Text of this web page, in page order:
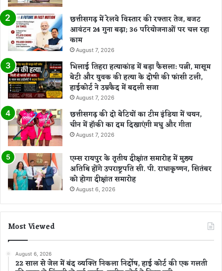
छत्तीसगढ़ में रेलवे विस्तार की रफ्तार तेज, बजट
आवंटन 24 गुना बढ़ा; 36 परियोजनाओं पर चल रहा
काम
August 7, 2026
भिलाई तिहरा हत्याकांड में बड़ा फैसला: पत्नी, मासूम
बेटी और युवक की हत्या के दोषी की फांसी टली,
हाईकोर्ट ने उम्रकैद में बदली सजा
August 7, 2026
छत्तीसगढ़ की दो बेटियों का टीम इंडिया में चयन,
चीन में हॉकी का दम दिखाएंगी मधु और गीता
August 7, 2026
एम्स रायपुर के तृतीय दीक्षांत समारोह में मुख्य
अतिथि होंगे उपराष्ट्रपति सी. पी. राधाकृष्णन, सितंबर
को होगा दीक्षांत समारोह
August 6, 2026
Most Viewed
August 6, 2026
22 साल से जेल में बंद व्यक्ति निकला निर्दोष, हाई कोर्ट की एक गलती